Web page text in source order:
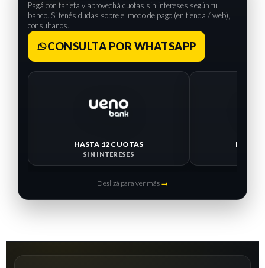
Pagá con tarjeta y aprovechá cuotas sin intereses según tu
banco. Si tenés dudas sobre el modo de pago (en tienda / web),
consultanos.
CONSULTA POR WHATSAPP
HASTA 12 CUOTAS
SIN INTERESES
HASTA
Deslizá para ver más →